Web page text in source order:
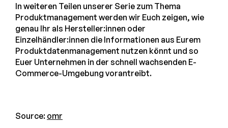
In weiteren Teilen unserer Serie zum Thema
Produktmanagement werden wir Euch zeigen, wie
genau Ihr als Hersteller:innen oder
Einzelhändler:innen die Informationen aus Eurem
Produktdatenmanagement nutzen könnt und so
Euer Unternehmen in der schnell wachsenden E-
Commerce-Umgebung vorantreibt.
Source: omr